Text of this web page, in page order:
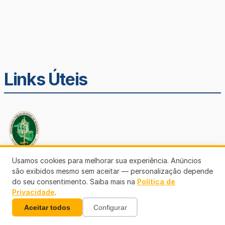
Links Úteis
Defensoria Pública de Rondônia
Usamos cookies para melhorar sua experiência. Anúncios
são exibidos mesmo sem aceitar — personalização depende
do seu consentimento. Saiba mais na Política de
Privacidade.
Aceitar todos Configurar